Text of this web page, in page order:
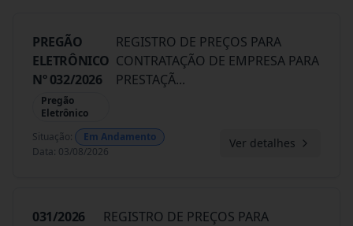
PREGÃO
ELETRÔNICO
Nº 032/2026
Pregão
Eletrônico
REGISTRO DE PREÇOS PARA
CONTRATAÇÃO DE EMPRESA PARA
PRESTAÇÃ...
Situação:
Em Andamento
Data: 03/08/2026
Ver detalhes
031/2026
REGISTRO DE PREÇOS PARA